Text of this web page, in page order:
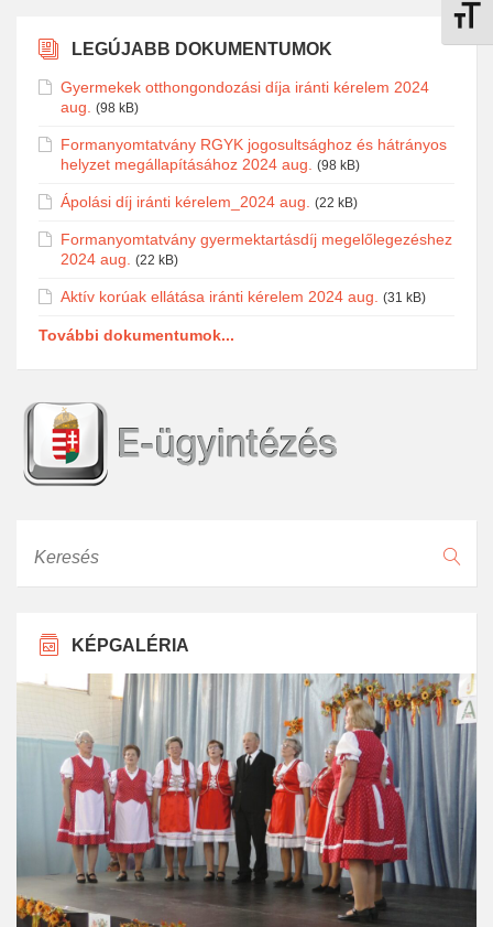
LEGÚJABB DOKUMENTUMOK
Gyermekek otthongondozási díja iránti kérelem 2024
aug.
(98 kB)
Formanyomtatvány RGYK jogosultsághoz és hátrányos
helyzet megállapításához 2024 aug.
(98 kB)
Ápolási díj iránti kérelem_2024 aug. (22 kB)
Formanyomtatvány gyermektartásdíj megelőlegezéshez
2024 aug.
(22 kB)
Aktív korúak ellátása iránti kérelem 2024 aug. (31 kB)
További dokumentumok...
KÉPGALÉRIA